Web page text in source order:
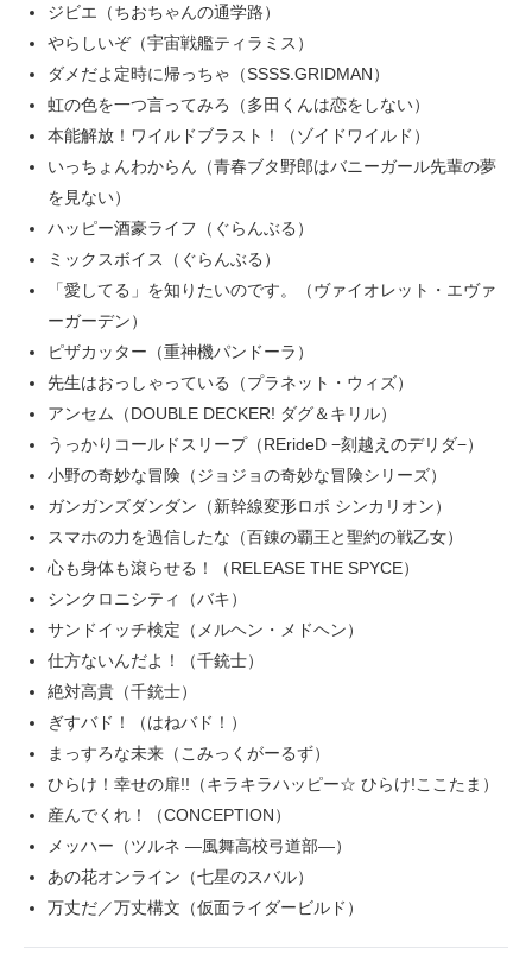
ジビエ（ちおちゃんの通学路）
やらしいぞ（宇宙戦艦ティラミス）
ダメだよ定時に帰っちゃ（SSSS.GRIDMAN）
虹の色を一つ言ってみろ（多田くんは恋をしない）
本能解放！ワイルドブラスト！（ゾイドワイルド）
いっちょんわからん（青春ブタ野郎はバニーガール先輩の夢
を見ない）
ハッピー酒豪ライフ（ぐらんぶる）
ミックスボイス（ぐらんぶる）
「愛してる」を知りたいのです。（ヴァイオレット・エヴァ
ーガーデン）
ピザカッター（重神機パンドーラ）
先生はおっしゃっている（プラネット・ウィズ）
アンセム（DOUBLE DECKER! ダグ＆キリル）
うっかりコールドスリープ（RErideD −刻越えのデリダ−）
小野の奇妙な冒険（ジョジョの奇妙な冒険シリーズ）
ガンガンズダンダン（新幹線変形ロボ シンカリオン）
スマホの力を過信したな（百錬の覇王と聖約の戦乙女）
心も身体も滾らせる！（RELEASE THE SPYCE）
シンクロニシティ（バキ）
サンドイッチ検定（メルヘン・メドヘン）
仕方ないんだよ！（千銃士）
絶対高貴（千銃士）
ぎすバド！（はねバド！）
まっすろな未来（こみっくがーるず）
ひらけ！幸せの扉!!（キラキラハッピー☆ ひらけ!ここたま）
産んでくれ！（CONCEPTION）
メッハー（ツルネ ―風舞高校弓道部―）
あの花オンライン（七星のスバル）
万丈だ／万丈構文（仮面ライダービルド）